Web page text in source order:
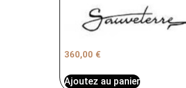
360,00 €
Ajoutez au panier